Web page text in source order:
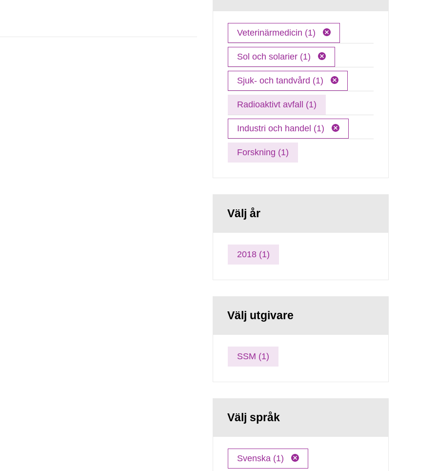
Veterinärmedicin (1)
Sol och solarier (1)
Sjuk- och tandvård (1)
Radioaktivt avfall (1)
Industri och handel (1)
Forskning (1)
Välj år
2018 (1)
Välj utgivare
SSM (1)
Välj språk
Svenska (1)